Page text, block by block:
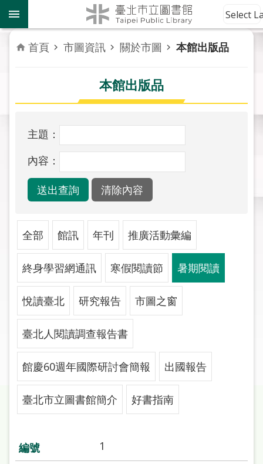
跳到主要內容區塊
到
館
資
訊
者
活
報
導
關
於
市
圖
線
上
申
請
常
見
問
答
加
入
Select
首頁 市圖資訊 關於市圖 本館出版品
本館出版品
主題：
內容：
全部 館訊 年刊 推廣活動彙編
終身學習網通訊 寒假閱讀節 暑期閱讀
悅讀臺北 研究報告 市圖之窗
臺北人閱讀調查報告書
館慶60週年國際研討會簡報 出國報告
臺北市立圖書館簡介 好書指南
1